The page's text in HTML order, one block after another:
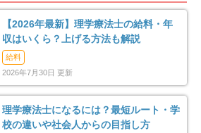
大東市 33
羽曳野市
【2026年最新】理学療法士の給料・年
収はいくら？上げる方法も解説
給料
2026年7月30日 更新
理学療法士になるには？最短ルート・学
校の違いや社会人からの目指し方